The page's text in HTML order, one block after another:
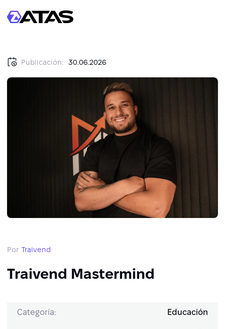
Publicación: 30.06.2026
Por Traivend
Traivend Mastermind
Categoría: Educación